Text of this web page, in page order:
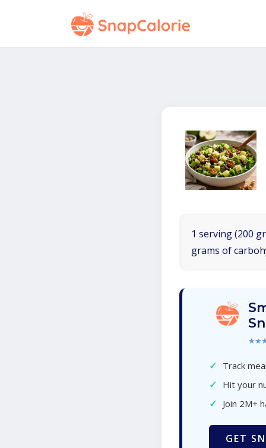
1 serving (200
grams of
✓ Track
✓ Hit your
✓ Join 2M+
GET